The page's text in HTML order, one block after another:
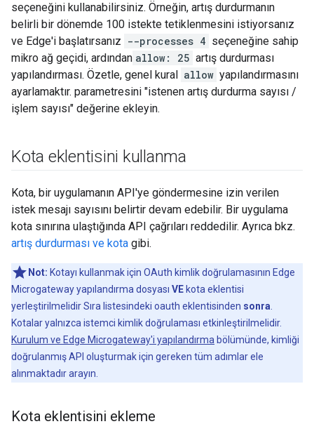
seçeneğini kullanabilirsiniz. Örneğin, artış durdurmanın
belirli bir dönemde 100 istekte tetiklenmesini istiyorsanız
ve Edge'i başlatırsanız --processes 4 seçeneğine sahip
mikro ağ geçidi, ardından allow: 25 artış durdurması
yapılandırması. Özetle, genel kural allow yapılandırmasını
ayarlamaktır. parametresini "istenen artış durdurma sayısı /
işlem sayısı" değerine ekleyin.
Kota eklentisini kullanma
Kota, bir uygulamanın API'ye göndermesine izin verilen
istek mesajı sayısını belirtir devam edebilir. Bir uygulama
kota sınırına ulaştığında API çağrıları reddedilir. Ayrıca bkz.
artış durdurması ve kota gibi.
Not: Kotayı kullanmak için OAuth kimlik doğrulamasının Edge
Microgateway yapılandırma dosyası VE kota eklentisi
yerleştirilmelidir Sıra listesindeki oauth eklentisinden sonra
Kotalar yalnızca istemci kimlik doğrulaması etkinleştirilmelidir.
Kurulum ve Edge Microgateway'i yapılandırma bölümünde, kimliği
doğrulanmış API oluşturmak için gereken tüm adımlar ele
alınmaktadır arayın.
Kota eklentisini ekleme